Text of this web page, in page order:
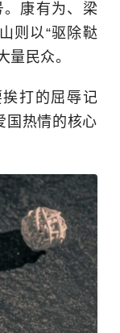
康有为、 梁
则以“驱除鞑
量民众。
打的屈辱记
国热情的核心